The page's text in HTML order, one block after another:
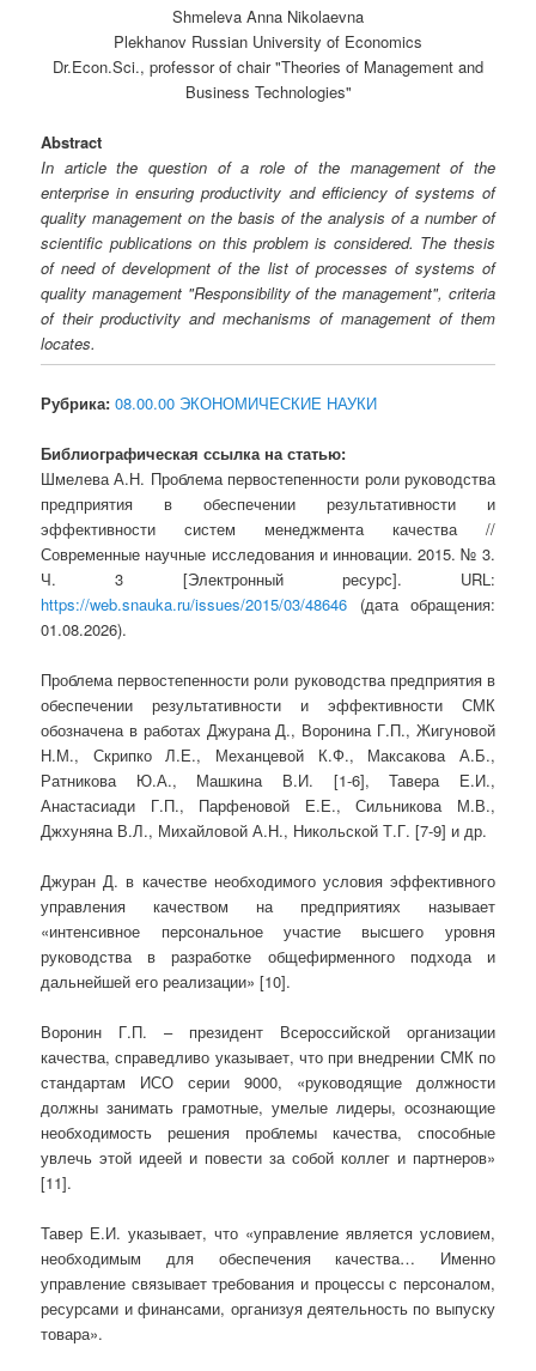
Shmeleva Anna Nikolaevna
Plekhanov Russian University of Economics
Dr.Econ.Sci., professor of chair "Theories of Management and
Business Technologies"
Abstract
In article the question of a role of the management of the
enterprise in ensuring productivity and efficiency of systems of
quality management on the basis of the analysis of a number of
scientific publications on this problem is considered. The thesis
of need of development of the list of processes of systems of
quality management "Responsibility of the management", criteria
of their productivity and mechanisms of management of them
locates.
Рубрика: 08.00.00 ЭКОНОМИЧЕСКИЕ НАУКИ
Библиографическая ссылка на статью:
Шмелева А.Н. Проблема первостепенности роли руководства
предприятия в обеспечении результативности и
эффективности систем менеджмента качества //
Современные научные исследования и инновации. 2015. № 3.
Ч. 3 [Электронный ресурс]. URL:
https://web.snauka.ru/issues/2015/03/48646 (дата обращения:
01.08.2026).
Проблема первостепенности роли руководства предприятия в
обеспечении результативности и эффективности СМК
обозначена в работах Джурана Д., Воронина Г.П., Жигуновой
Н.М., Скрипко Л.Е., Механцевой К.Ф., Максакова А.Б.,
Ратникова Ю.А., Машкина В.И. [1-6], Тавера Е.И.,
Анастасиади Г.П., Парфеновой Е.Е., Сильникова М.В.,
Джхуняна В.Л., Михайловой А.Н., Никольской Т.Г. [7-9] и др.
Джуран Д. в качестве необходимого условия эффективного
управления качеством на предприятиях называет
«интенсивное персональное участие высшего уровня
руководства в разработке общефирменного подхода и
дальнейшей его реализации» [10].
Воронин Г.П. – президент Всероссийской организации
качества, справедливо указывает, что при внедрении СМК по
стандартам ИСО серии 9000, «руководящие должности
должны занимать грамотные, умелые лидеры, осознающие
необходимость решения проблемы качества, способные
увлечь этой идеей и повести за собой коллег и партнеров»
[11].
Тавер Е.И. указывает, что «управление является условием,
необходимым для обеспечения качества… Именно
управление связывает требования и процессы с персоналом,
ресурсами и финансами, организуя деятельность по выпуску
товара».